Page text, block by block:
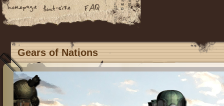
Gears of Nations